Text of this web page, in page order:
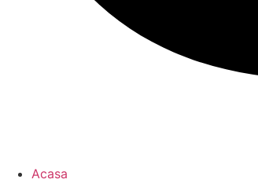
Acasa